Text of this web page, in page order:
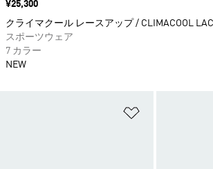
価格
¥25,300
クライマクール レースアップ / CLIMACOOL
スポーツウェア
7 カラー
NEW